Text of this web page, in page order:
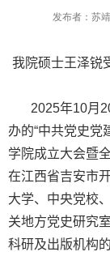
发布者：苏
我院硕士王泽锐
2025年10月
办的“中共党史党
学院成立大会暨
在江西省吉安市
大学、中央党校
关地方党史研究
科研及出版机构的